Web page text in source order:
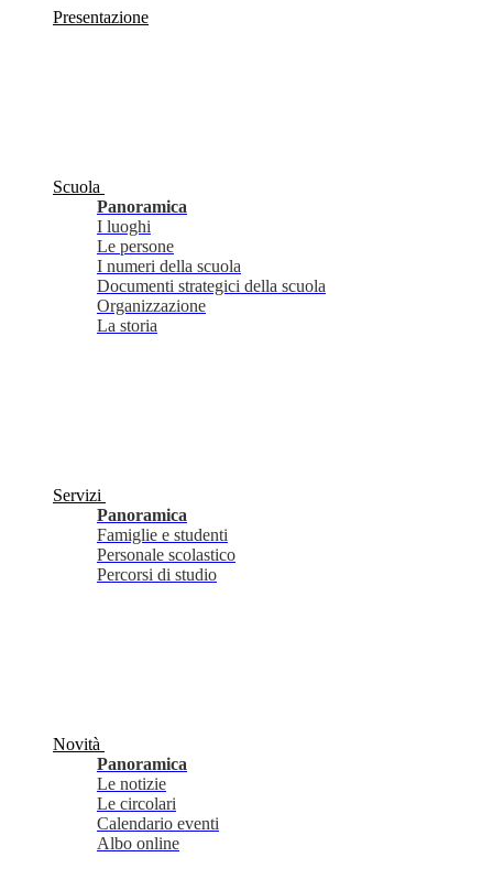
Presentazione
Scuola
Panoramica
I luoghi
Le persone
I numeri della scuola
Documenti strategici della scuola
Organizzazione
La storia
Servizi
Panoramica
Famiglie e studenti
Personale scolastico
Percorsi di studio
Novità
Panoramica
Le notizie
Le circolari
Calendario eventi
Albo online